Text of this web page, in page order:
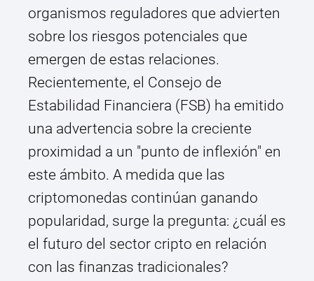
organismos reguladores que advierten
sobre los riesgos potenciales que
emergen de estas relaciones.
Recientemente, el Consejo de
Estabilidad Financiera (FSB) ha emitido
una advertencia sobre la creciente
proximidad a un "punto de inflexión" en
este ámbito. A medida que las
criptomonedas continúan ganando
popularidad, surge la pregunta: ¿cuál es
el futuro del sector cripto en relación
con las finanzas tradicionales?